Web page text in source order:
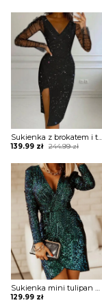
244.99zł
Original
was:
244.99 zł.
139.99 zł
Current
is:
139.99 zł.
129.99 zł